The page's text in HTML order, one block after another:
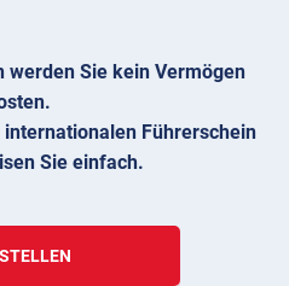
werden Sie kein Vermögen
Führerschein
Sie einfach.